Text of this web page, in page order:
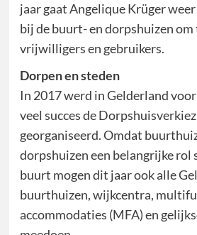
jaar gaat Angelique Krüger
bij de buurt- en dorpshuizen om
vrijwilligers en gebruikers.
Dorpen en steden
In 2017 werd in Gelderland
veel succes de
georganiseerd. Omdat
dorpshuizen een belangrijke rol
buurt mogen dit jaar ook alle
buurthuizen, wijkcentra,
accommodaties (MFA) en